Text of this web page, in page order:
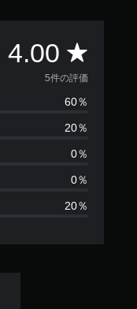
4.00 評
価
数
は
5
、
平
5件の評価
60％
20％
0％
0％
20％